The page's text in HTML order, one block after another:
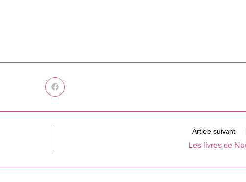
Ouvrir
dans
autre
Article suivant
Les livres de